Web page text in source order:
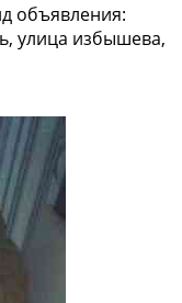
объявления:
улица избышева,